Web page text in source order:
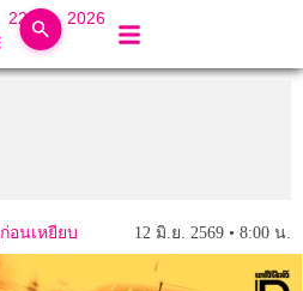
22 ก.ค. 2026
อนเหยียบ 12 มิ.ย. 2569 • 8:00 น.